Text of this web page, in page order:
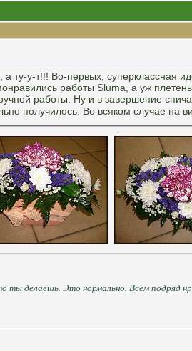
ту-у-т!!! Во-первых, суперклассная
работы Sluma, а уж
работы. Ну и в завершение
получилось. Во всяком случае на
ты делаешь. Это нормально. Всем подряд